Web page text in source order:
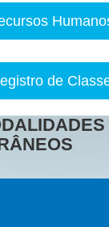
de